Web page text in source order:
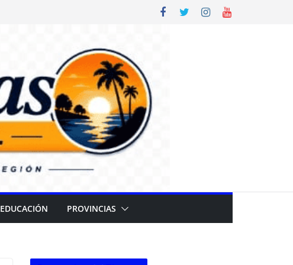
EDUCACIÓN PROVINCIAS